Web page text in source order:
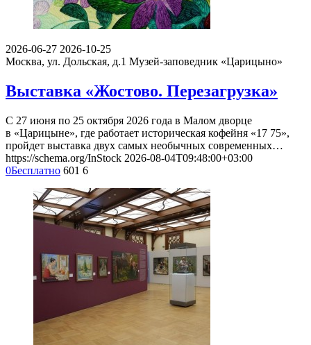
С 21 по 30 августа 2026 года на исторический территории
музея-заповедника «Царицыно», известной с конца XIX века
как…
https://schema.org/InStock
2026-08-04T12:44:00+03:00
0Бесплатно 3955 21
2026-06-27 2026-10-25
Москва, ул. Дольская, д.1 Музей-заповедник «Царицыно»
Выставка «Жостово. Перезагрузка»